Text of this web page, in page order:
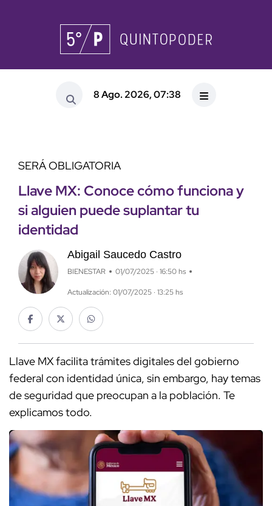
8 Ago. 2026, 07:38
SERÁ OBLIGATORIA
Llave MX: Conoce cómo funciona y
si alguien puede suplantar tu
identidad
Abigail Saucedo Castro
BIENESTAR 01/07/2025 · 16:50 hs
Actualización: 01/07/2025 · 13:25 hs
Llave MX facilita trámites digitales del gobierno
federal con identidad única, sin embargo, hay temas
de seguridad que preocupan a la población. Te
explicamos todo.